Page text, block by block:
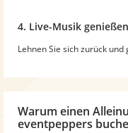
4. Live-Musik genießen
Lehnen Sie sich zurück
Warum einen
eventpeppers